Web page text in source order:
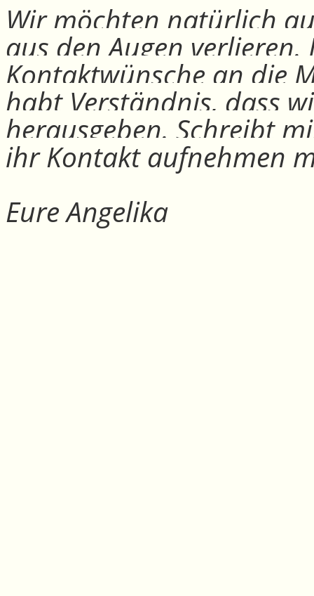
Wir möchten natürlich
aus den Augen
Kontaktwünsche an die
habt Verständnis, dass
herausgeben. Schreibt
ihr Kontakt aufnehmen
Eure Angelika